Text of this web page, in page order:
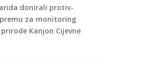
donirali protiv-
za monitoring
Kanjon Cijevne